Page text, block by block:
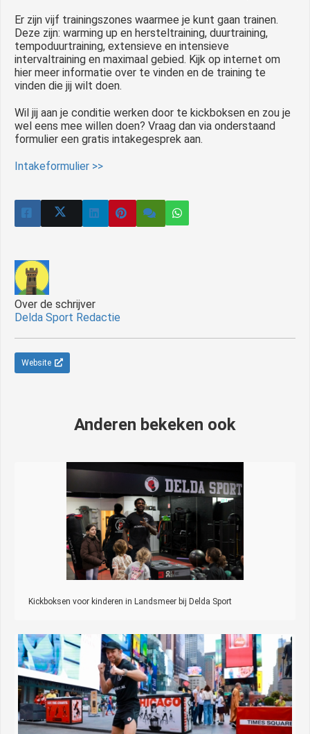
Er zijn vijf trainingszones waarmee je kunt gaan trainen.
Deze zijn: warming up en hersteltraining, duurtraining,
tempoduurtraining, extensieve en intensieve
intervaltraining en maximaal gebied. Kijk op internet om
hier meer informatie over te vinden en de training te
vinden die jij wilt doen.
Wil jij aan je conditie werken door te kickboksen en zou je
wel eens mee willen doen? Vraag dan via onderstaand
formulier een gratis intakegesprek aan.
Intakeformulier >>
Over de schrijver
Delda Sport Redactie
Website
Anderen bekeken ook
Kickboksen voor kinderen in Landsmeer bij Delda Sport